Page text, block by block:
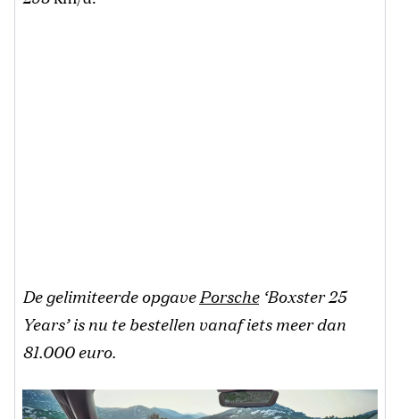
De gelimiteerde opgavePorsche‘Boxster 25
Years’ is nu te bestellen vanaf iets meer dan
81.000 euro.